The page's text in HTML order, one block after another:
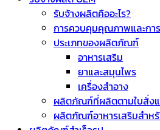
รับจ้างผลิตคืออะไร?
การควบคุมคุณภาพและการ
ประเภทของผลิตภัณฑ์
อาหารเสริม
ยาและสมุนไพร
เครื่องสำอาง
ผลิตภัณฑ์ที่ผลิตตามใบสั่ง
ผลิตภัณฑ์อาหารเสริมสำห